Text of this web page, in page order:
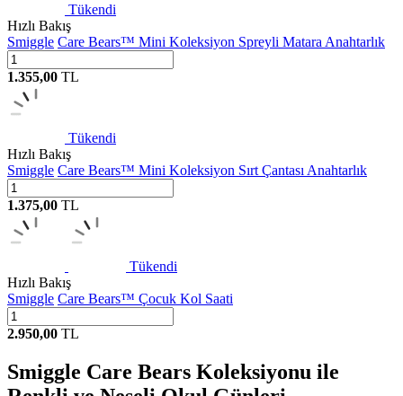
Tükendi
Hızlı Bakış
Smiggle Care Bears™ Mini Koleksiyon Spreyli Matara Anahtarlık
1.355,00 TL
Tükendi
Hızlı Bakış
Smiggle Care Bears™ Mini Koleksiyon Sırt Çantası Anahtarlık
1.375,00 TL
Tükendi
Hızlı Bakış
Smiggle Care Bears™ Çocuk Kol Saati
2.950,00 TL
Smiggle Care Bears Koleksiyonu ile